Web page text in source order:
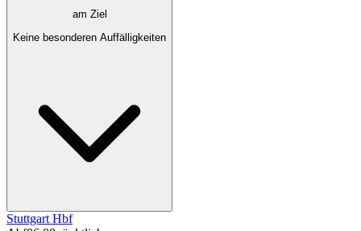
am Ziel
Keine besonderen Auffälligkeiten
Stuttgart Hbf